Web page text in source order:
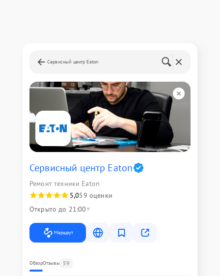
Сервисный центр Eaton
Сервисный центр Eaton
Ремонт техники Eaton
5,059 оценки
Открыто до 21:00
Маршрут
ОбзорОтзывы 59